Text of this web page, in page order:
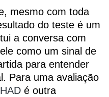
mesmo com toda
do teste é um
a conversa com
como um sinal de
para entender
Para uma avaliação
é outra